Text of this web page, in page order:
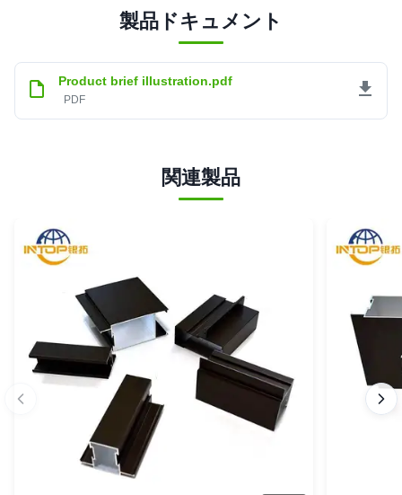
製品ドキュメント
Product brief illustration.pdf
PDF
関連製品